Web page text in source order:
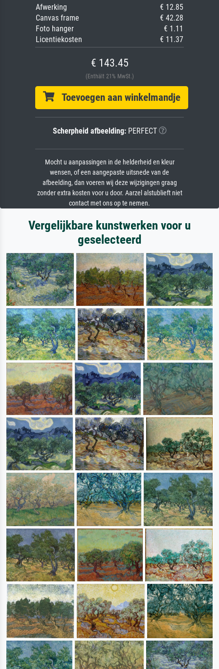
Afwerking
€ 12.85
Canvas frame
€ 42.28
Foto hanger
€ 1.11
Licentiekosten
€ 11.37
€ 143.45
(Enthält 21% MwSt.)
Toevoegen aan winkelmandje
Scherpheid afbeelding:PERFECT
Mocht u aanpassingen in de helderheid en kleur
wensen, of een aangepaste uitsnede van de
afbeelding, dan voeren wij deze wijzigingen graag
zonder extra kosten voor u door. Aarzel alstublieft niet
contact met ons op te nemen.
Vergelijkbare kunstwerken voor u
geselecteerd